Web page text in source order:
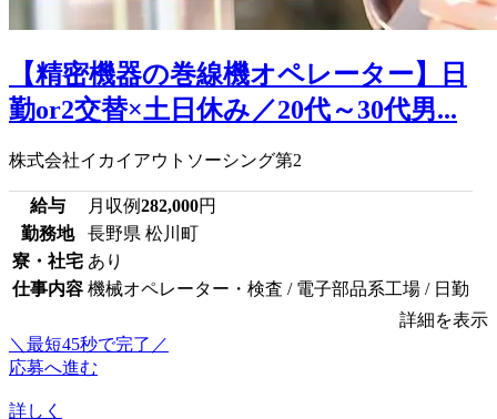
【精密機器の巻線機オペレーター】日
勤or2交替×土日休み／20代～30代男...
株式会社イカイアウトソーシング第2
給与 月収例282,000円
勤務地
長野県 松川町
寮・社宅 あり
仕事内容 機械オペレーター・検査 / 電子部品系工場 / 日勤
詳細を表示
＼最短45秒で完了／
応募へ進む
詳しく